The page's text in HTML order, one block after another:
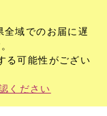
全域でのお届に遅
る可能性がござい
ください